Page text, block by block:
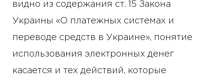
видно из содержания ст. 15 Закона
Украины «О платежных системах и
переводе средств в Украине», понятие
использования электронных денег
касается и тех действий, которые